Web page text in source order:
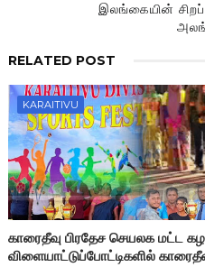
இலங்கையின்
RELATED POST
KARAITIVU
காரைதீவு பிரதேச செயலக மட்ட
விளையாட்டுப்போட்டிகளில்